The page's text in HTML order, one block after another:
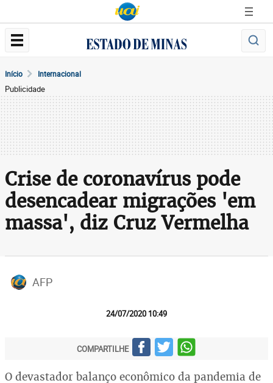
Início Internacional
Publicidade
Crise de coronavírus pode
desencadear migrações 'em
massa', diz Cruz Vermelha
AFP
24/07/2020 10:49
COMPARTILHE
O devastador balanço econômico da pandemia de